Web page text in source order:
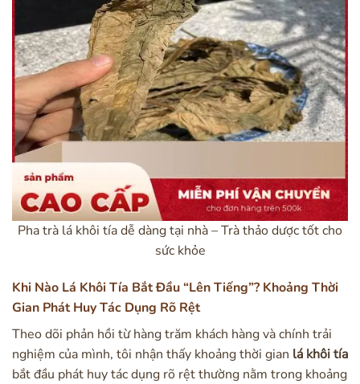
Pha trà lá khôi tía dễ dàng tại nhà – Trà thảo dược tốt cho
sức khỏe
Khi Nào Lá Khôi Tía Bắt Đầu “Lên Tiếng”? Khoảng Thời
Gian Phát Huy Tác Dụng Rõ Rệt
Theo dõi phản hồi từ hàng trăm khách hàng và chính trải
nghiệm của mình, tôi nhận thấy khoảng thời gian lá khôi tía
bắt đầu phát huy tác dụng rõ rệt thường nằm trong khoảng